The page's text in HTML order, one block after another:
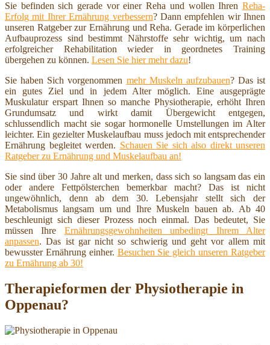
Sie befinden sich gerade vor einer Reha und wollen Ihren Reha-
Erfolg mit Ihrer Ernährung verbessern? Dann empfehlen wir Ihnen
unseren Ratgeber zur Ernährung und Reha. Gerade im körperlichen
Aufbauprozess sind bestimmt Nährstoffe sehr wichtig, um nach
erfolgreicher Rehabilitation wieder in geordnetes Training
übergehen zu können. Lesen Sie hier mehr dazu!
Sie haben Sich vorgenommen mehr Muskeln aufzubauen? Das ist
ein gutes Ziel und in jedem Alter möglich. Eine ausgeprägte
Muskulatur erspart Ihnen so manche Physiotherapie, erhöht Ihren
Grundumsatz und wirkt damit Übergewicht entgegen,
schlussendlich macht sie sogar hormonelle Umstellungen im Alter
leichter. Ein gezielter Muskelaufbau muss jedoch mit entsprechender
Ernährung begleitet werden. Schauen Sie sich also direkt unseren
Ratgeber zu Ernährung und Muskelaufbau an!
Sie sind über 30 Jahre alt und merken, dass sich so langsam das ein
oder andere Fettpölsterchen bemerkbar macht? Das ist nicht
ungewöhnlich, denn ab dem 30. Lebensjahr stellt sich der
Metabolismus langsam um und Ihre Muskeln bauen ab. Ab 40
beschleunigt sich dieser Prozess noch einmal. Das bedeutet, Sie
müssen Ihre Ernährungsgewohnheiten unbedingt Ihrem Alter
anpassen. Das ist gar nicht so schwierig und geht vor allem mit
bewusster Ernährung einher. Besuchen Sie gleich unseren Ratgeber
zu Ernährung ab 30!
Therapieformen der Physiotherapie in
Oppenau?